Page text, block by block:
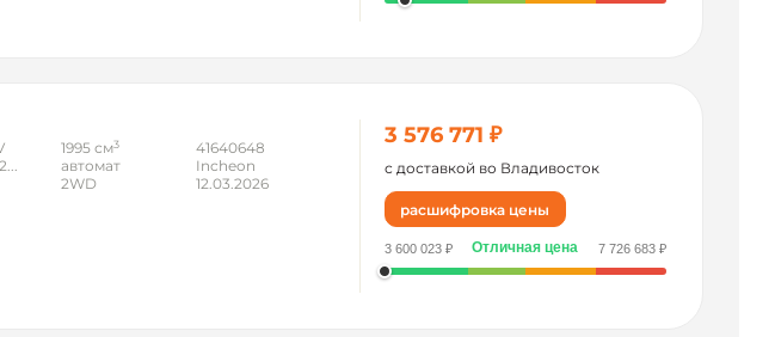
1995 см3
автомат
2WD
41640648
Incheon
12.03.2026
3 576 771 ₽
с доставкой во Владивосток
расшифровка цены
3 600 023 ₽ Отличная цена 7 726 683 ₽